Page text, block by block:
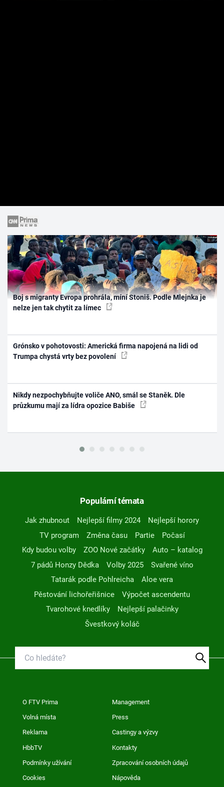
Boj s migranty Evropa prohrála, míní Stoniš. Podle Mlejnka je
nelze jen tak chytit za límec
Grónsko v pohotovosti: Americká firma napojená na lidi od
Trumpa chystá vrty bez povolení
Nikdy nezpochybňujte voliče ANO, smál se Staněk. Dle
průzkumu mají za lídra opozice Babiše
Populární témata
Jak zhubnout Nejlepší filmy 2024
Nejlepší horory
TV program
Změna času Partie
Počasí
Kdy budou volby
ZOO Nové začátky
Auto – katalog
7 pádů Honzy Dědka
Volby 2025
Svařené víno
Tatarák podle Pohlreicha
Aloe vera
Pěstování lichořeřišnice
Výpočet ascendentu
Tvarohové knedlíky
Nejlepší palačinky
Švestkový koláč
O FTV Prima Management
Volná místa Press
Reklama Castingy a výzvy
HbbTV Kontakty
Podmínky užívání Zpracování osobních údajů
Cookies Nápověda